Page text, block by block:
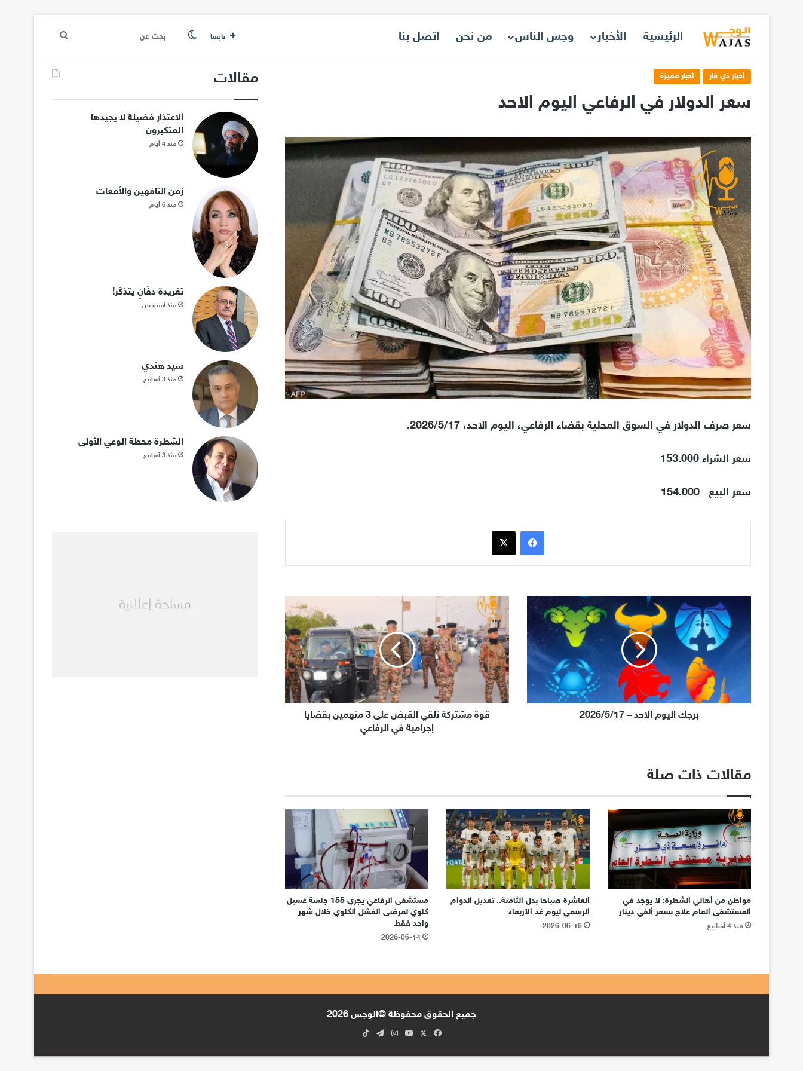
الرئيسية الأخبار وجس الناس من نحن اتصل بنا تابعنا الوضع المظلم بحث
أخبار ذي قار أخبار مميزة
سعر الدولار في الرفاعي اليوم الاحد
سعر صرف الدولار في السوق المحلية بقضاء الرفاعي، اليوم الاحد، 2026/5/17.
سعر الشراء 153.000
سعر البيع 154.000
فيسبوكx
برجك اليوم الاحد – 2026/5/17
قوة مشتركة تلقي القبض على 3 متهمين بقضايا
إجرامية في الرفاعي
مقالات ذات صلة
مواطن من أهالي الشطرة: لا يوجد في
المستشفى العام علاج بسعر ألفي دينار
منذ 4 أسابيع
العاشرة صباحا بدل الثامنة.. تعديل الدوام
الرسمي ليوم غد الأربعاء
2026-06-16
مستشفى الرفاعي يجري 155 جلسة غسيل
كلوي لمرضى الفشل الكلوي خلال شهر
واحد فقط
2026-06-14
مقالات
الاعتذار فضيلة لا يجيدها
المتكبرون
منذ 4 أيام
زمن التافهين والأمعات
منذ 6 أيام
تغريدة دفّانٍ يتذكّر!
منذ أسبوعين
سيد هندي
منذ 3 أسابيع
الشطرة محطة الوعي الأولى
منذ 3 أسابيع
جميع الحقوق محفوظة ©الوجس 2026
فيسبوكيوتيوبانستقرام
تيلقرام